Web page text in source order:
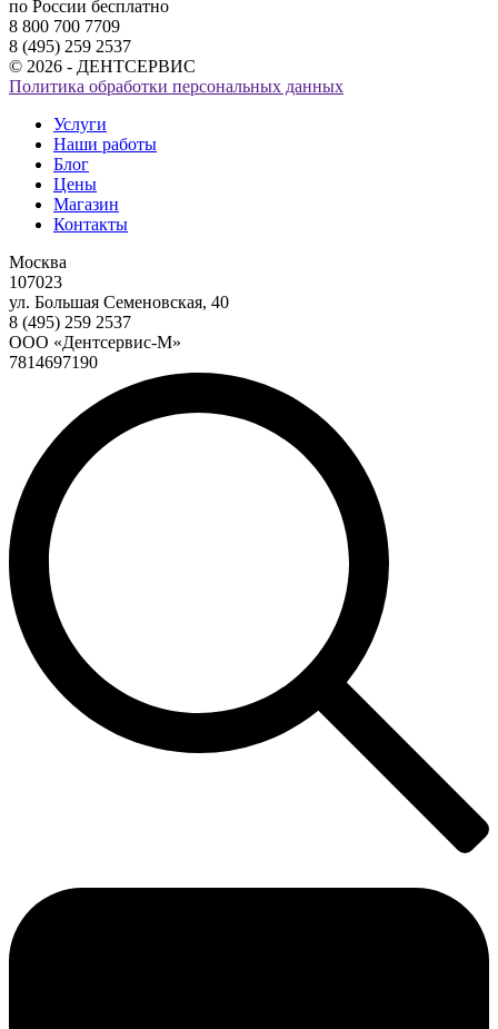
по России бесплатно
8 800 700 7709
8 (495) 259 2537
© 2026 - ДЕНТСЕРВИС
Политика обработки персональных данных
Услуги
Наши работы
Блог
Цены
Магазин
Контакты
Москва
107023
ул. Большая Семеновская, 40
8 (495) 259 2537
ООО «Дентсервис-М»
7814697190